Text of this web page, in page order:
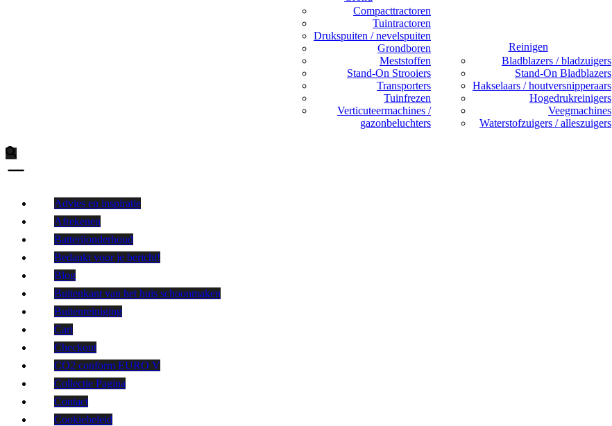
Compacttractoren
Tuintractoren
Drukspuiten / nevelspuiten
Grondboren
Meststoffen
Stand-On Strooiers
Transporters
Tuinfrezen
Verticuteermachines /
gazonbeluchters
Reinigen
Bladblazers / bladzuigers
Stand-On Bladblazers
Hakselaars / houtversnipperaars
Hogedrukreinigers
Veegmachines
Waterstofzuigers / alleszuigers
Advies en inspiratie
Afrekenen
Batterijonderhoud
Bedankt voor je bericht!
Blog
Buitenkant van het huis schoonmaken
Buitenreiniging
Cart
Checkout
CO2 conform EURO V
Collectie Pagina
Contact
Cookiebeleid